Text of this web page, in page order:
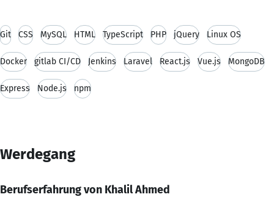
Git CSS MySQL HTML TypeScript PHP jQuery Linux OS
Docker gitlab CI/CD Jenkins Laravel React.js Vue.js MongoDB
Express Node.js npm
Werdegang
Berufserfahrung von Khalil Ahmed